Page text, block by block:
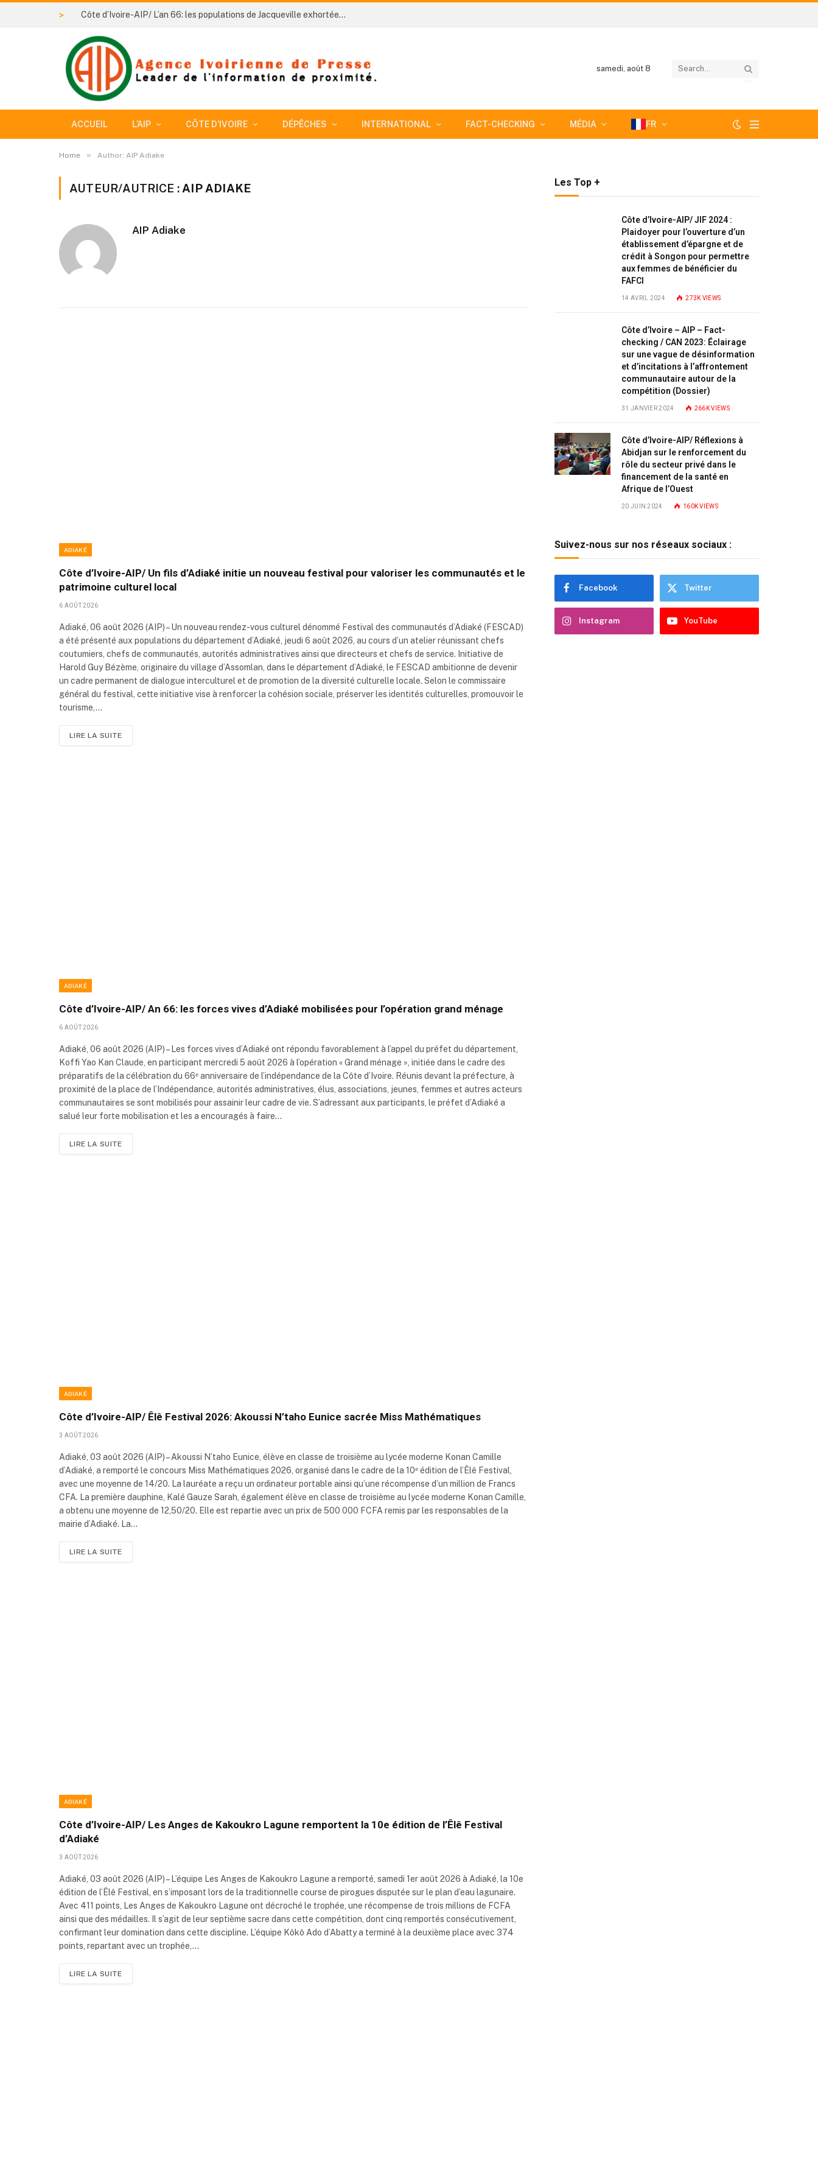
> Côte d’Ivoire-AIP/ L’an 66: les populations de Jacqueville exhortées à préserver la paix pour contribuer à la réalisation de l’ambition du gouvernement
samedi, août 8
ACCUEIL L’AIP CÔTE D’IVOIRE DÉPÊCHES INTERNATIONAL FACT-CHECKING MÉDIA FR
Home » Author: AIP Adiake
AUTEUR/AUTRICE : AIP ADIAKE
AIP Adiake
ADIAKÉ
Côte d’Ivoire-AIP/ Un fils d’Adiaké initie un nouveau festival pour valoriser les communautés et le
patrimoine culturel local
6 AOÛT 2026
Adiaké, 06 août 2026 (AIP) – Un nouveau rendez-vous culturel dénommé Festival des communautés d’Adiaké (FESCAD)
a été présenté aux populations du département d’Adiaké, jeudi 6 août 2026, au cours d’un atelier réunissant chefs
coutumiers, chefs de communautés, autorités administratives ainsi que directeurs et chefs de service. Initiative de
Harold Guy Bézème, originaire du village d’Assomlan, dans le département d’Adiaké, le FESCAD ambitionne de devenir
un cadre permanent de dialogue interculturel et de promotion de la diversité culturelle locale. Selon le commissaire
général du festival, cette initiative vise à renforcer la cohésion sociale, préserver les identités culturelles, promouvoir le
tourisme,…
LIRE LA SUITE
ADIAKÉ
Côte d’Ivoire-AIP/ An 66: les forces vives d’Adiaké mobilisées pour l’opération grand ménage
6 AOÛT 2026
Adiaké, 06 août 2026 (AIP) – Les forces vives d’Adiaké ont répondu favorablement à l’appel du préfet du département,
Koffi Yao Kan Claude, en participant mercredi 5 août 2026 à l’opération « Grand ménage », initiée dans le cadre des
préparatifs de la célébration du 66ᵉ anniversaire de l’indépendance de la Côte d’Ivoire. Réunis devant la préfecture, à
proximité de la place de l’Indépendance, autorités administratives, élus, associations, jeunes, femmes et autres acteurs
communautaires se sont mobilisés pour assainir leur cadre de vie. S’adressant aux participants, le préfet d’Adiaké a
salué leur forte mobilisation et les a encouragés à faire…
LIRE LA SUITE
ADIAKÉ
Côte d’Ivoire-AIP/ Êlê Festival 2026: Akoussi N’taho Eunice sacrée Miss Mathématiques
3 AOÛT 2026
Adiaké, 03 août 2026 (AIP) – Akoussi N’taho Eunice, élève en classe de troisième au lycée moderne Konan Camille
d’Adiaké, a remporté le concours Miss Mathématiques 2026, organisé dans le cadre de la 10ᵉ édition de l’Êlê Festival,
avec une moyenne de 14/20. La lauréate a reçu un ordinateur portable ainsi qu’une récompense d’un million de Francs
CFA. La première dauphine, Kalé Gauze Sarah, également élève en classe de troisième au lycée moderne Konan Camille,
a obtenu une moyenne de 12,50/20. Elle est repartie avec un prix de 500 000 FCFA remis par les responsables de la
mairie d’Adiaké. La…
LIRE LA SUITE
ADIAKÉ
Côte d’Ivoire-AIP/ Les Anges de Kakoukro Lagune remportent la 10e édition de l’Êlê Festival
d’Adiaké
3 AOÛT 2026
Adiaké, 03 août 2026 (AIP) – L’équipe Les Anges de Kakoukro Lagune a remporté, samedi 1er août 2026 à Adiaké, la 10e
édition de l’Êlê Festival, en s’imposant lors de la traditionnelle course de pirogues disputée sur le plan d’eau lagunaire.
Avec 411 points, Les Anges de Kakoukro Lagune ont décroché le trophée, une récompense de trois millions de FCFA
ainsi que des médailles. Il s’agit de leur septième sacre dans cette compétition, dont cinq remportés consécutivement,
confirmant leur domination dans cette discipline. L’équipe Kôkô Ado d’Abatty a terminé à la deuxième place avec 374
points, repartant avec un trophée,…
LIRE LA SUITE
Les Top +
Côte d’Ivoire-AIP/ JIF 2024 :
Plaidoyer pour l’ouverture d’un
établissement d’épargne et de
crédit à Songon pour permettre
aux femmes de bénéficier du
FAFCI
14 AVRIL 2024 273K VIEWS
Côte d’Ivoire – AIP – Fact-
checking / CAN 2023: Éclairage
sur une vague de désinformation
et d’incitations à l’affrontement
communautaire autour de la
compétition (Dossier)
31 JANVIER 2024 266KVIEWS
Côte d’Ivoire-AIP/ Réflexions à
Abidjan sur le renforcement du
rôle du secteur privé dans le
financement de la santé en
Afrique de l’Ouest
20 JUIN 2024 160KVIEWS
Suivez-nous sur nos réseaux sociaux :
Facebook Twitter
Instagram YouTube